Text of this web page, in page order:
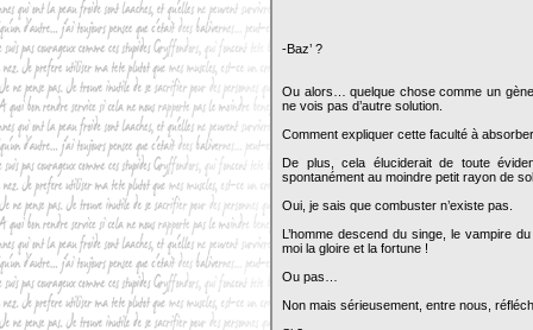
-Baz’ ?
Ou alors… quelque chose comme un
ne vois pas d’autre solution.
Comment expliquer cette faculté à
De plus, cela éluciderait de toute
spontanément au moindre petit rayon de
Oui, je sais que combuster n’existe pas.
L’homme descend du singe, le vampire
moi la gloire et la fortune !
Ou pas…
Non mais sérieusement, entre nous,